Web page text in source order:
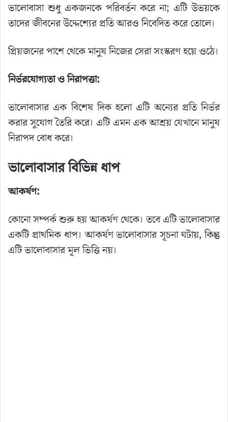
ভালোবাসা শুধু একজনকে পরিবর্তন করে না; এটি উভয়কে
তাদের জীবনের উদ্দেশ্যের প্রতি আরও নিবেদিত করে তোলে।
প্রিয়জনের পাশে থেকে মানুষ নিজের সেরা সংস্করণ হয়ে ওঠে।
নির্ভরযোগ্যতা ও নিরাপত্তা:
ভালোবাসার এক বিশেষ দিক হলো এটি অন্যের প্রতি নির্ভর
করার সুযোগ তৈরি করে। এটি এমন এক আশ্রয় যেখানে মানুষ
নিরাপদ বোধ করে।
ভালোবাসার বিভিন্ন ধাপ
আকর্ষণ:
কোনো সম্পর্ক শুরু হয় আকর্ষণ থেকে। তবে এটি ভালোবাসার
একটি প্রাথমিক ধাপ। আকর্ষণ ভালোবাসার সূচনা ঘটায়, কিন্তু
এটি ভালোবাসার মূল ভিত্তি নয়।